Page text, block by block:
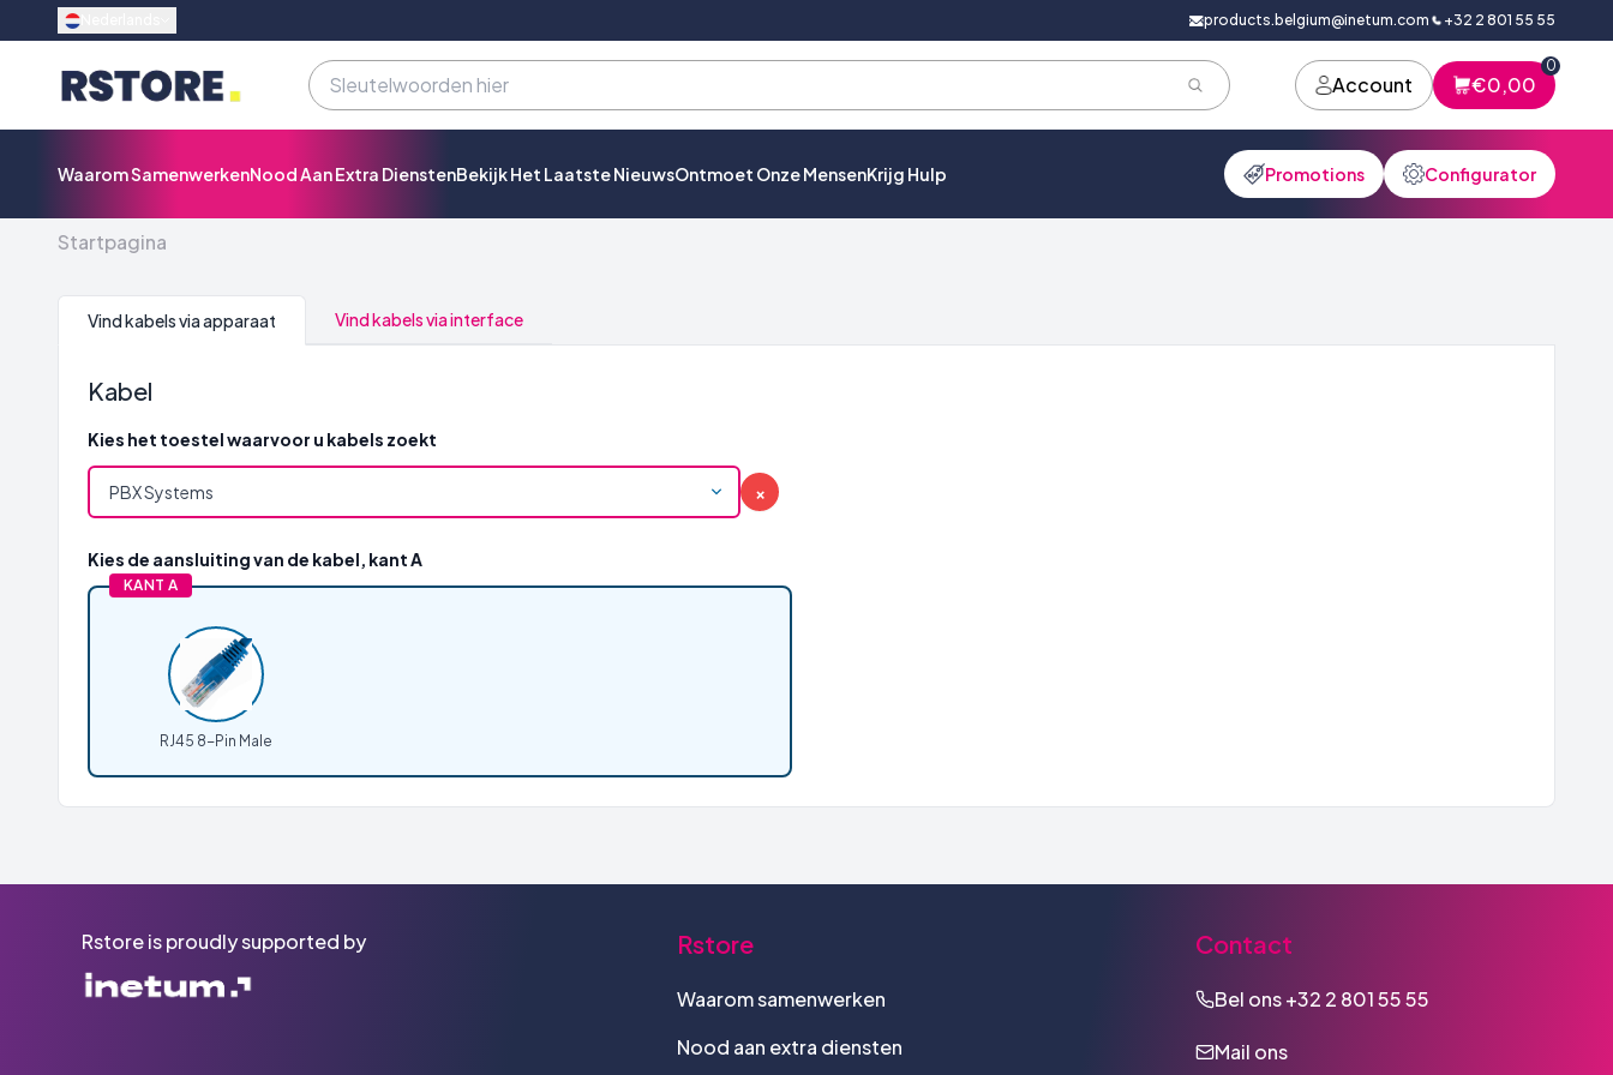
products.belgium@inetum.com +32 2 801 55 55
Account €0,00
0
Waarom SamenwerkenNood Aan Extra DienstenBekijk Het Laatste NieuwsOntmoet Onze MensenKrijg Hulp Promotions Configurator
Startpagina
Vind kabels via apparaat Vind kabels via interface
Kabel
Kies het toestel waarvoor u kabels zoekt
×
Kies de aansluiting van de kabel, kant A
KANT A
RJ45 8-Pin Male
Rstore is proudly supported by Rstore
Waarom samenwerken
Nood aan extra diensten
Contact
Bel ons+32 2 801 55 55
Mail ons